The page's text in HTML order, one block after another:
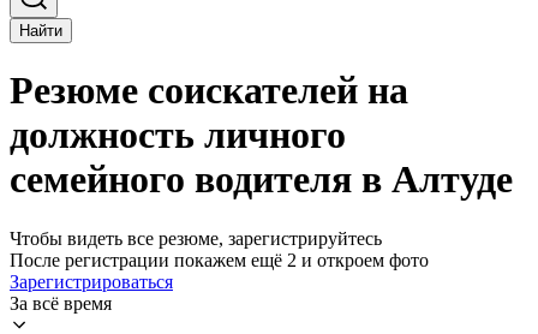
Найти
Резюме соискателей на
должность личного
семейного водителя в Алтуде
Чтобы видеть все резюме, зарегистрируйтесь
После регистрации покажем ещё 2 и откроем фото
Зарегистрироваться
За всё время